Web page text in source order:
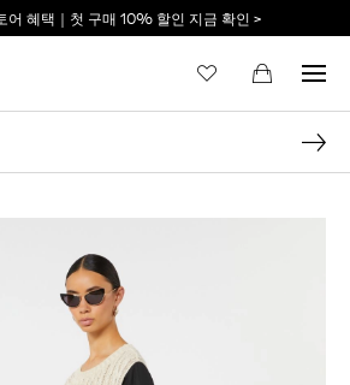
어 혜택｜첫 구매 10% 할인 지금 확인 >
밀번호를 잊어버리셨습니까?